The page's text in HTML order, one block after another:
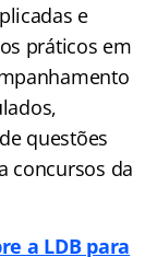
e
práticos em
questões
concursos da
a LDB para